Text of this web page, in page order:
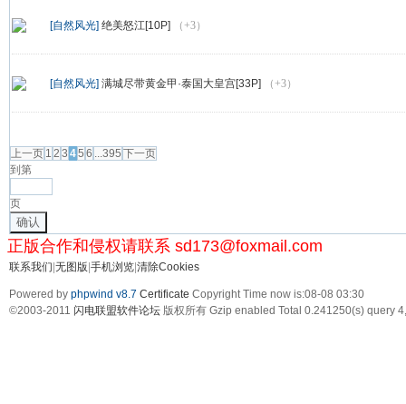
[自然风光] 绝美怒江[10P] （+3）
[自然风光] 满城尽带黄金甲·泰国大皇宫[33P] （+3）
上一页 1 2 3 45 6 ...395 下一页
到第
页
确认
正版合作和侵权请联系 sd173@foxmail.com
联系我们|无图版|手机浏览|清除Cookies
Powered by phpwind v8.7 Certificate Copyright Time now is:08-08 03:30
©2003-2011 闪电联盟软件论坛 版权所有 Gzip enabled Total 0.241250(s) query 4,